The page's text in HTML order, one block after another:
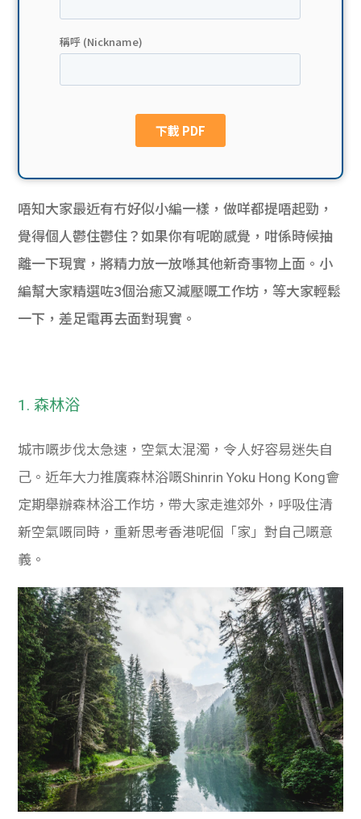
款
貸款
機
網上
私人
機
han
ge
de
校園
de
學生
唔知大家最近有冇好似小編一樣，做咩都提唔起勁，
覺得個人鬱住鬱住？如果你有呢啲感覺，咁係時候抽
離一下現實，將精力放一放喺其他新奇事物上面。小
編幫大家精選咗3個治癒又減壓嘅工作坊，等大家輕鬆
一下，差足電再去面對現實。
1. 森林浴
城市嘅步伐太急速，空氣太混濁，令人好容易迷失自
己。近年大力推廣森林浴嘅Shinrin Yoku Hong Kong會
定期舉辦森林浴工作坊，帶大家走進郊外，呼吸住清
新空氣嘅同時，重新思考香港呢個「家」對自己嘅意
義。